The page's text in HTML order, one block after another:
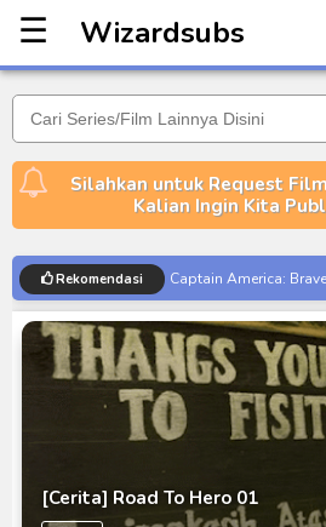
Wizardsubs
☰
Silahkan untuk Request
Kalian Ingin Kita
Rekomendasi
Captain America:
Indonesia
[Reupload] Kikaider
Indonesia
No.1 Sentai Gozyuger
Indonesia
Ultraman Decker
Indonesia
[Cerita] Road To Hero 01